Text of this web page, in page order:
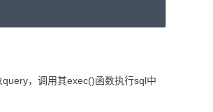
，调用其exec()函数执行sql中